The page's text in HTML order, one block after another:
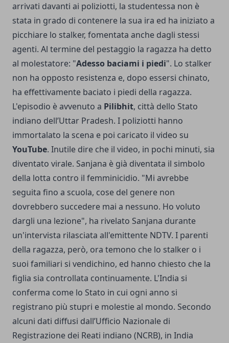
arrivati davanti ai poliziotti, la studentessa non è
stata in grado di contenere la sua ira ed ha iniziato a
picchiare lo stalker, fomentata anche dagli stessi
agenti. Al termine del pestaggio la ragazza ha detto
al molestatore: "Adesso baciami i piedi". Lo stalker
non ha opposto resistenza e, dopo essersi chinato,
ha effettivamente baciato i piedi della ragazza.
L'episodio è avvenuto a Pilibhit, città dello Stato
indiano dell’Uttar Pradesh. I poliziotti hanno
immortalato la scena e poi caricato il video su
YouTube. Inutile dire che il video, in pochi minuti, sia
diventato virale. Sanjana è già diventata il simbolo
della lotta contro il femminicidio. "Mi avrebbe
seguita fino a scuola, cose del genere non
dovrebbero succedere mai a nessuno. Ho voluto
dargli una lezione", ha rivelato Sanjana durante
un'intervista rilasciata all'emittente NDTV. I parenti
della ragazza, però, ora temono che lo stalker o i
suoi familiari si vendichino, ed hanno chiesto che la
figlia sia controllata continuamente. L'India si
conferma come lo Stato in cui ogni anno si
registrano più stupri e molestie al mondo. Secondo
alcuni dati diffusi dall’Ufficio Nazionale di
Registrazione dei Reati indiano (NCRB), in India